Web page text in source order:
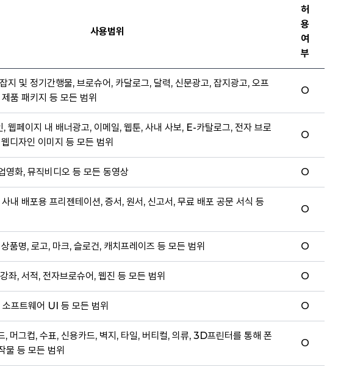
사용범위
허
용
여
부
지 및 정기간행물, 브로슈어, 카달로그, 달력, 신문광고, 잡지광고, 오프
품 패키지 등 모든 범위
O
, 웹페이지 내 배너광고, 이메일, 웹툰, 사내 사보, E-카탈로그, 전자 브로
디자인 이미지 등 모든 범위
O
영화, 뮤직비디오 등 모든 동영상 O
내 배포용 프리젠테이션, 증서, 원서, 신고서, 무료 배포 공문 서식 등
O
품명, 로고, 마크, 슬로건, 캐치프레이즈 등 모든 범위 O
좌, 서적, 전자브로슈어, 웹진 등 모든 범위 O
프트웨어 UI 등 모든 범위 O
, 머그컵, 수표, 신용카드, 벽지, 타일, 버티컬, 의류, 3D프린터를 통해 폰
물 등 모든 범위
O